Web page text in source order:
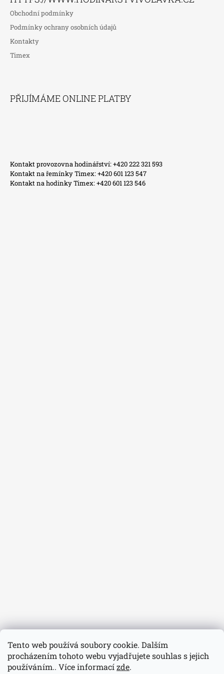
Tento web používá soubory cookie. Dalším
procházením tohoto webu vyjadřujete souhlas s jejich
používáním.. Více informacízde.
Obchodní podmínky
Podmínky ochrany osobních údajů
Kontakty
Timex
PŘIJÍMÁME ONLINE PLATBY
Kontakt provozovna hodinářství: +420 222 321 593
Kontakt na řemínky Timex: +420 601 123 547
Kontakt na hodinky Timex: +420 601 123 546